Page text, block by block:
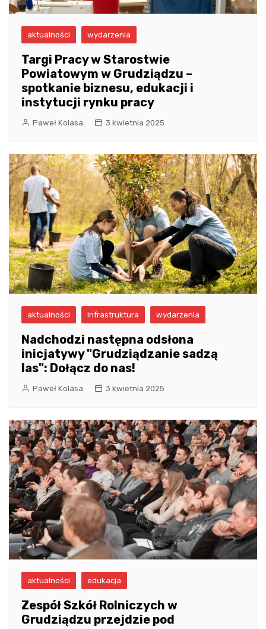
aktualności wydarzenia
Targi Pracy w Starostwie
Powiatowym w Grudziądzu –
spotkanie biznesu, edukacji i
instytucji rynku pracy
Paweł Kolasa 3 kwietnia 2025
aktualności infrastruktura wydarzenia
Nadchodzi następna odsłona
inicjatywy "Grudziądzanie sadzą
las": Dołącz do nas!
Paweł Kolasa 3 kwietnia 2025
aktualności edukacja
Zespół Szkół Rolniczych w
Grudziądzu przejdzie pod